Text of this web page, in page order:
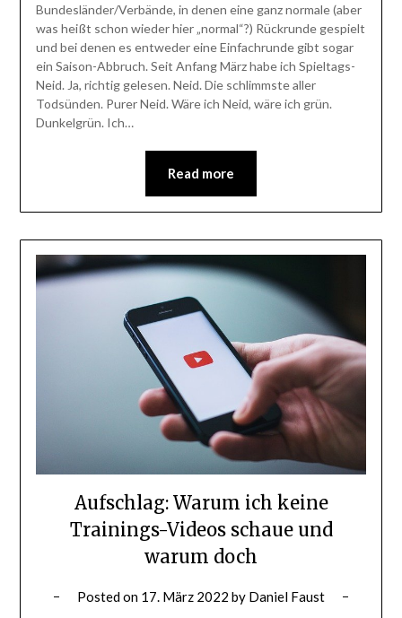
Bundesländer/Verbände, in denen eine ganz normale (aber
was heißt schon wieder hier „normal“?) Rückrunde gespielt
und bei denen es entweder eine Einfachrunde gibt sogar
ein Saison-Abbruch. Seit Anfang März habe ich Spieltags-
Neid. Ja, richtig gelesen. Neid. Die schlimmste aller
Todsünden. Purer Neid. Wäre ich Neid, wäre ich grün.
Dunkelgrün. Ich…
Read more
Aufschlag: Warum ich keine
Trainings-Videos schaue und
warum doch
Posted on 17. März 2022 by Daniel Faust